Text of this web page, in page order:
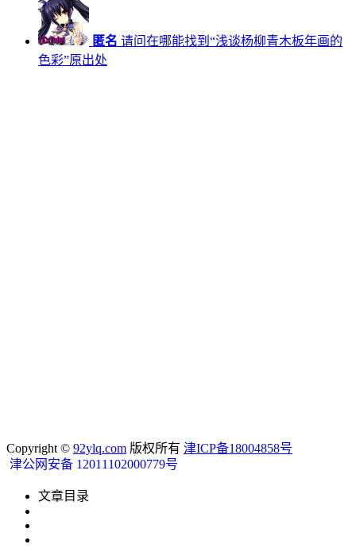
匿名 请问在哪能找到“浅谈杨柳青木板年画的
色彩”原出处
Copyright © 92ylq.com 版权所有 津ICP备18004858号
津公网安备 12011102000779号
文章目录